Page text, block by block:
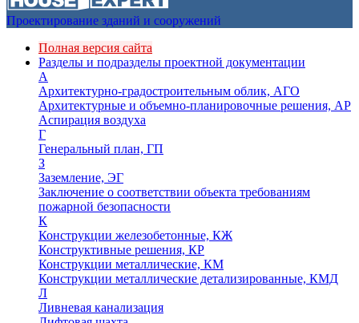
Проектирование зданий и сооружений
Полная версия сайта
Разделы и подразделы проектной документации
А
Архитектурно-градостроительным облик, АГО
Архитектурные и объемно-планировочные решения, АР
Аспирация воздуха
Г
Генеральный план, ГП
З
Заземление, ЭГ
Заключение о соответствии объекта требованиям
пожарной безопасности
К
Конструкции железобетонные, КЖ
Конструктивные решения, КР
Конструкции металлические, КМ
Конструкции металлические детализированные, КМД
Л
Ливневая канализация